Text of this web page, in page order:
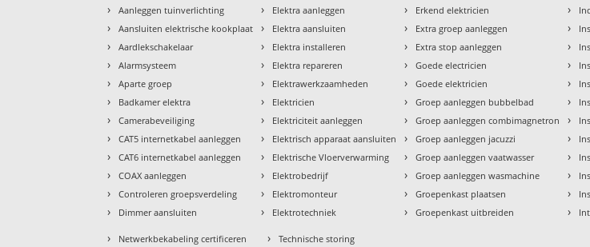
› Aanleggen tuinverlichting
› Aansluiten elektrische kookplaat
› Aardlekschakelaar
› Alarmsysteem
› Aparte groep
› Badkamer elektra
› Camerabeveiliging
› CAT5 internetkabel aanleggen
› CAT6 internetkabel aanleggen
› COAX aanleggen
› Controleren groepsverdeling
› Dimmer aansluiten
› Elektra aanleggen
› Elektra aansluiten
› Elektra installeren
› Elektra repareren
› Elektrawerkzaamheden
› Elektricien
› Elektriciteit aanleggen
› Elektrisch apparaat aansluiten
› Elektrische Vloerverwarming
› Elektrobedrijf
› Elektromonteur
› Elektrotechniek
› Erkend elektricien
› Extra groep aanleggen
› Extra stop aanleggen
› Goede electricien
› Goede elektricien
› Groep aanleggen bubbelbad
› Groep aanleggen combimagnetron
› Groep aanleggen jacuzzi
› Groep aanleggen vaatwasser
› Groep aanleggen wasmachine
› Groepenkast plaatsen
› Groepenkast uitbreiden
›
›
›
›
›
›
›
›
›
›
›
›
› Netwerkbekabeling certificeren › Technische storing